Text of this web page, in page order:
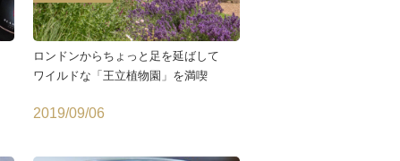
ロンドンからちょっと足を延ばして
ワイルドな「王立植物園」を満喫
2019/09/06